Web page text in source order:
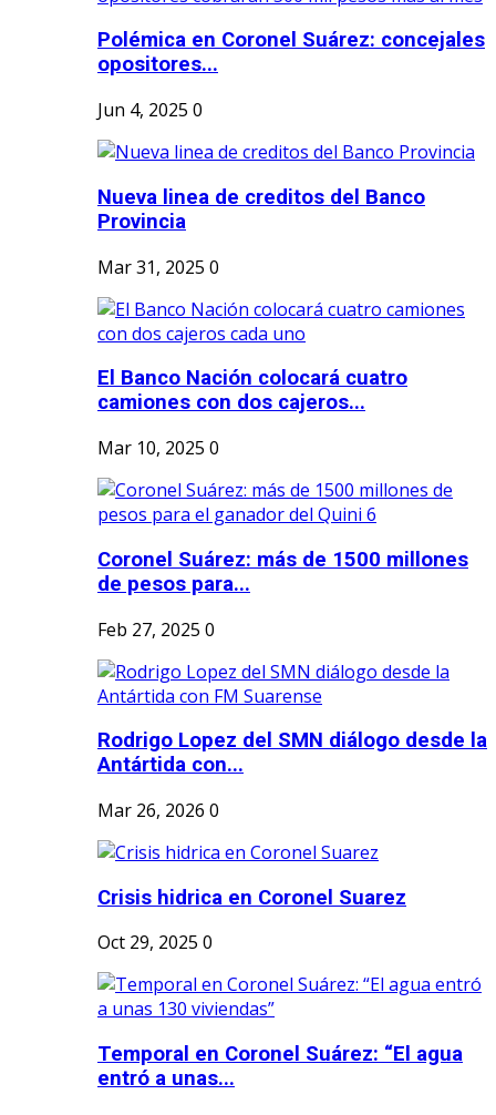
Polémica en Coronel Suárez: concejales
opositores...
Jun 4, 2025 0
Nueva linea de creditos del Banco
Provincia
Mar 31, 2025 0
El Banco Nación colocará cuatro
camiones con dos cajeros...
Mar 10, 2025 0
Coronel Suárez: más de 1500 millones
de pesos para...
Feb 27, 2025 0
Rodrigo Lopez del SMN diálogo desde la
Antártida con...
Mar 26, 2026 0
Crisis hidrica en Coronel Suarez
Oct 29, 2025 0
Temporal en Coronel Suárez: “El agua
entró a unas...